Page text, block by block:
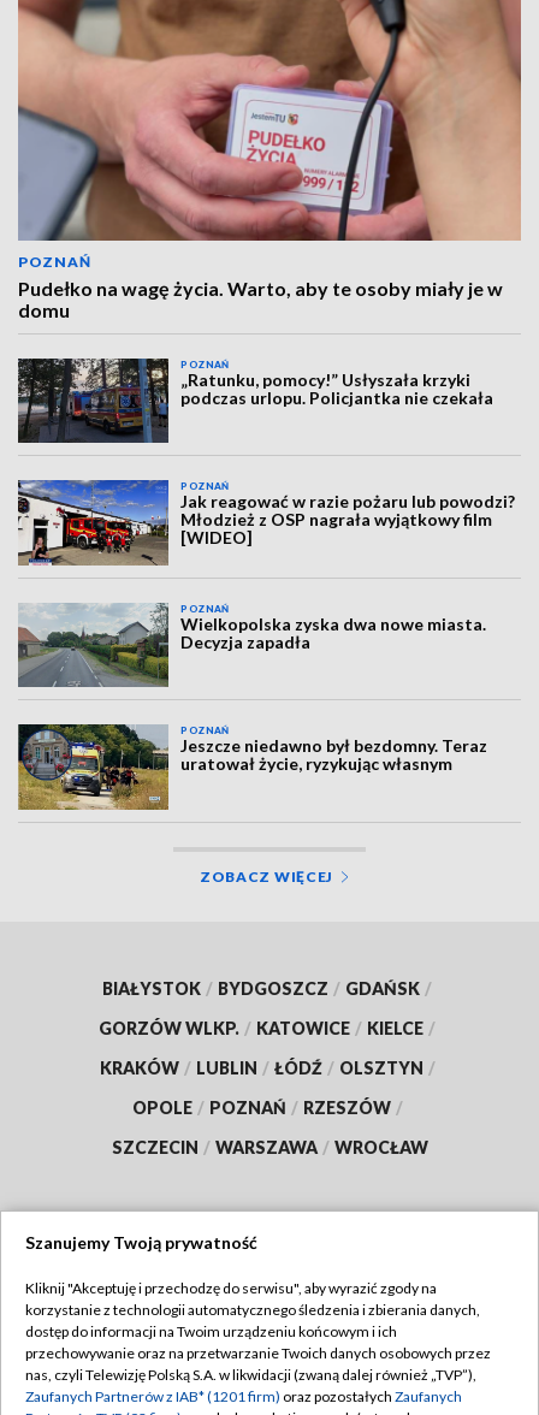
POZNAŃ
Pudełko na wagę życia. Warto, aby te osoby miały je w
domu
POZNAŃ
„Ratunku, pomocy!” Usłyszała krzyki
podczas urlopu. Policjantka nie czekała
POZNAŃ
Jak reagować w razie pożaru lub powodzi?
Młodzież z OSP nagrała wyjątkowy film
[WIDEO]
POZNAŃ
Wielkopolska zyska dwa nowe miasta.
Decyzja zapadła
POZNAŃ
Jeszcze niedawno był bezdomny. Teraz
uratował życie, ryzykując własnym
ZOBACZ WIĘCEJ
BIAŁYSTOK / BYDGOSZCZ / GDAŃSK /
GORZÓW WLKP. / KATOWICE / KIELCE /
KRAKÓW / LUBLIN / ŁÓDŹ / OLSZTYN /
OPOLE / POZNAŃ / RZESZÓW /
SZCZECIN / WARSZAWA / WROCŁAW
TVP
Abonament TVP
Emisja w TVP
Regulamin TVP
Polityka prywatności
Szanujemy Twoją prywatność
Kliknij "Akceptuję i przechodzę do serwisu", aby wyrazić zgody na
korzystanie z technologii automatycznego śledzenia i zbierania danych,
dostęp do informacji na Twoim urządzeniu końcowym i ich
przechowywanie oraz na przetwarzanie Twoich danych osobowych przez
nas, czyli Telewizję Polską S.A. w likwidacji (zwaną dalej również „TVP”),
Zaufanych Partnerów z IAB* (1201 firm) oraz pozostałych Zaufanych